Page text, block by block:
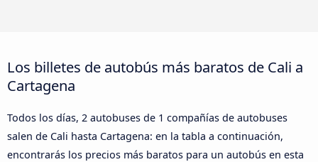
Los billetes de autobús más baratos de Cali a
Cartagena
Todos los días, 2 autobuses de 1 compañías de autobuses
salen de Cali hasta Cartagena: en la tabla a continuación,
encontrarás los precios más baratos para un autobús en esta